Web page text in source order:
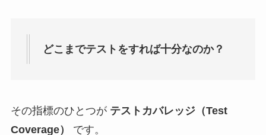
どこまでテストをすれば十分なのか？
その指標のひとつが テストカバレッジ（Test
Coverage）
です。